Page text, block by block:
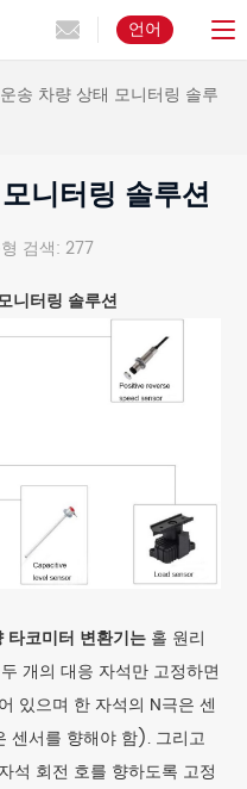
언어
송 차량 상태 모니터링 솔루
니터링 솔루션
검색: 277
니터링 솔루션
타코미터 변환기는 홀 원리
개의 대응 자석만 고정하면
있으며 한 자석의 N극은 센
센서를 향해야 함). 그리고
석 회전 호를 향하도록 고정